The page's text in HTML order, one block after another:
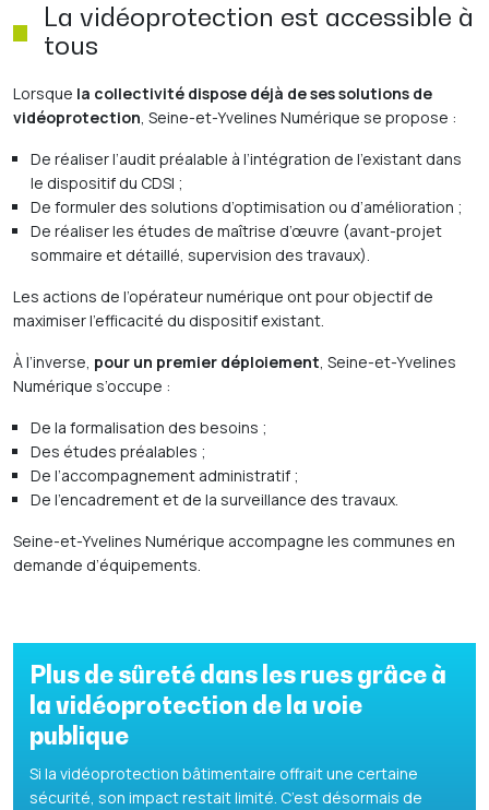
La vidéoprotection est accessible à
tous
Lorsque la collectivité dispose déjà de ses solutions de
vidéoprotection, Seine-et-Yvelines Numérique se propose :
De réaliserl’audit préalable à l’intégration de l’existant dans
le dispositif du CDSI ;
De formuler des solutions d’optimisation ou d’amélioration ;
De réaliser les études de maîtrise d’œuvre (avant-projet
sommaire et détaillé, supervision des travaux).
Les actions de l’opérateur numérique ont pour objectif de
maximiser l’efficacité du dispositif existant.
À l’inverse, pour un premier déploiement, Seine-et-Yvelines
Numérique s’occupe :
De la formalisation des besoins ;
Des études préalables ;
De l’accompagnement administratif ;
De l’encadrement et de la surveillance des travaux.
Seine-et-Yvelines Numérique accompagne les communes en
demande d’équipements.
Plus de sûreté dans les rues grâce à
la vidéoprotection de la voie
publique
Si la vidéoprotection bâtimentaire offrait une certaine
sécurité, son impact restait limité. C’est désormais de